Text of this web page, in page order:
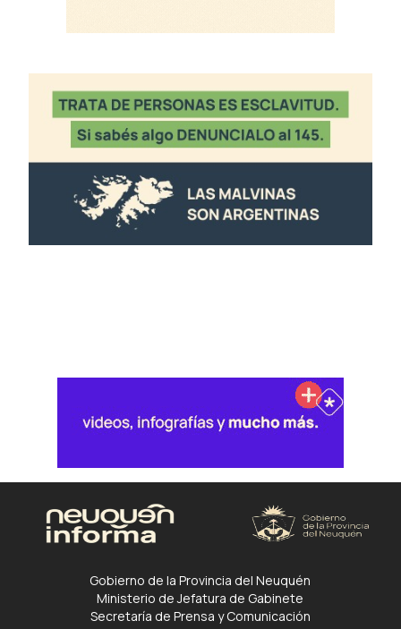
Gobierno de la Provincia del Neuquén
Ministerio de Jefatura de Gabinete
Secretaría de Prensa y Comunicación